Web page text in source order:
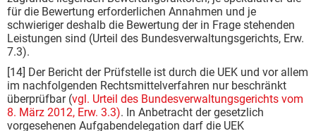
für die Bewertung erforderlichen Annahmen und je
schwieriger deshalb die Bewertung der in Frage stehenden
Leistungen sind (Urteil des Bundesverwaltungsgerichts, Erw.
7.3).
[14] Der Bericht der Prüfstelle ist durch die UEK und vor allem
im nachfolgenden Rechtsmittelver­fahren nur beschränkt
überprüfbar (vgl. Urteil des Bundesverwaltungsgerichts vom
8. März 2012, Erw. 3.3). In Anbetracht der gesetzlich
vorgesehenen Aufgabendelegation darf die UEK